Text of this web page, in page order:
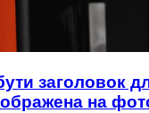
заголовок
на